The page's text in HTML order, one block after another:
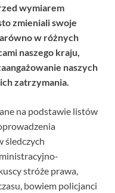
wymiarem
zmieniali swoje
w różnych
naszego kraju,
naszych
zatrzymania.
na podstawie listów
śledczych
stróże prawa,
bowiem policjanci